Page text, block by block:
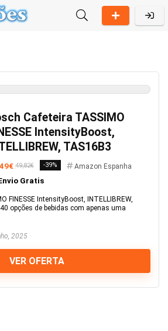
Cafeteira TASSIMO
IntensityBoost,
TAS16B3
49,82€ -39% Amazon Espanha
Gratis
FINESSE IntensityBoost, INTELLIBREW,
opções de bebidas com apenas uma
2025
VER OFERTA